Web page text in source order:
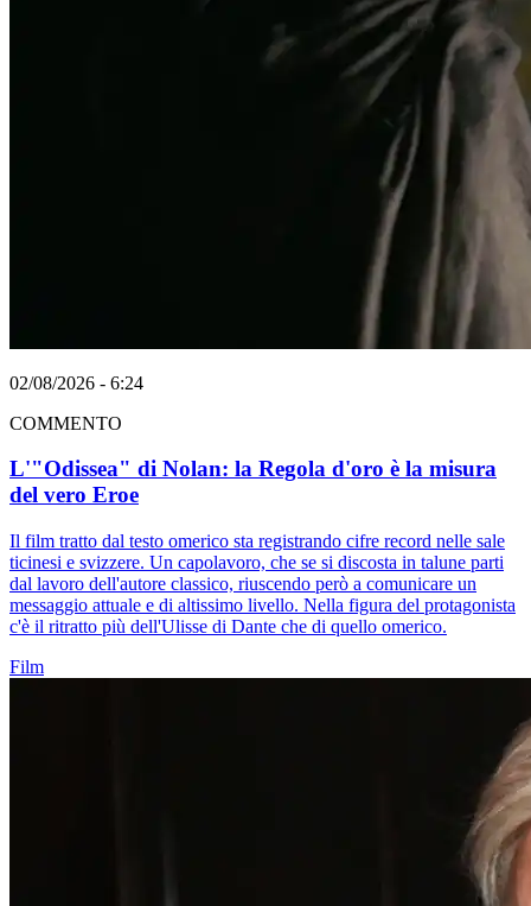
02/08/2026 - 6:24
COMMENTO
L'"Odissea" di Nolan: la Regola d'oro è la misura
del vero Eroe
Il film tratto dal testo omerico sta registrando cifre record nelle sale
ticinesi e svizzere. Un capolavoro, che se si discosta in talune parti
dal lavoro dell'autore classico, riuscendo però a comunicare un
messaggio attuale e di altissimo livello. Nella figura del protagonista
c'è il ritratto più dell'Ulisse di Dante che di quello omerico.
Film